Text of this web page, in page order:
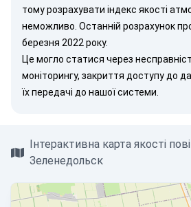
тому розрахувати індекс якості
неможливо. Останній розрахунок
березня 2022 року.
Це могло статися через
моніторингу, закриття доступу до
їх передачі до нашої системи.
Інтерактивна карта якості
Зеленедольск